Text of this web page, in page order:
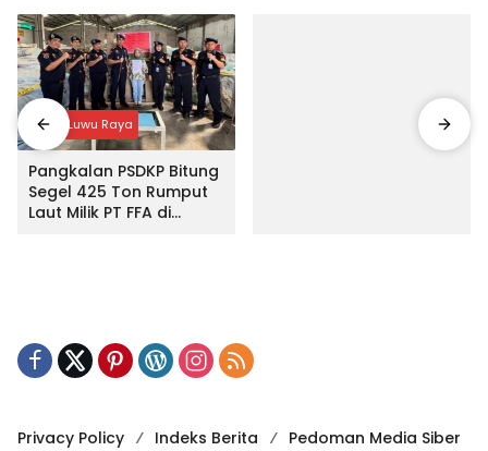
Input Luwu Raya
Pangkalan PSDKP Bitung
Segel 425 Ton Rumput
Laut Milik PT FFA di
Privacy Policy Indeks Berita Pedoman Media Siber